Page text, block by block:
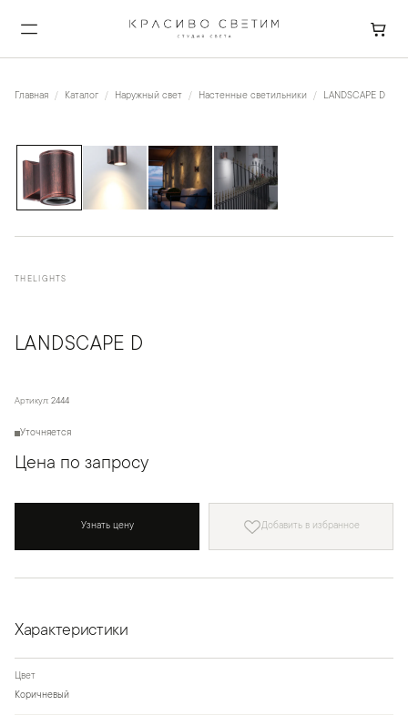
Главная Каталог Наружный свет Настенные светильники LANDSCAPE D
THELIGHTS
LANDSCAPE D
Артикул: 2444
Уточняется
Цена по запросу
Узнать цену Добавить в избранное
Характеристики
Цвет
Коричневый